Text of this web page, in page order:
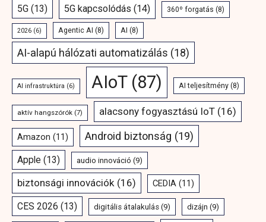
5G (13) 5G kapcsolódás (14) 360º forgatás (8)
2026 (6) Agentic AI (8) AI (8)
AI-alapú hálózati automatizálás (18)
AI infrastruktúra (6) AIoT(87) AI teljesítmény (8)
aktív hangszórók (7) alacsony fogyasztású IoT (16)
Amazon (11) Android biztonság (19)
Apple (13) audio innováció (9)
biztonsági innovációk (16) CEDIA (11)
CES 2026 (13) digitális átalakulás (9) dizájn (9)